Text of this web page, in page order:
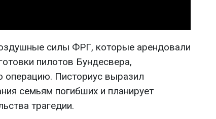
силы ФРГ, которые арендовали
пилотов Бундесвера,
Писториус выразил
семьям погибших и планирует
трагедии.